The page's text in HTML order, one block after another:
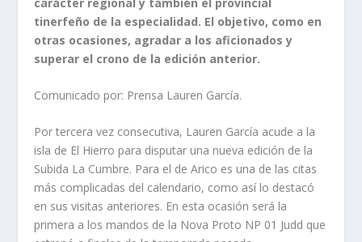
tinerfeño de la especialidad. El objetivo, como en
otras ocasiones, agradar a los aficionados y
superar el crono de la edición anterior.
Comunicado por: Prensa Lauren García.
Por tercera vez consecutiva, Lauren García acude a la
isla de El Hierro para disputar una nueva edición de la
Subida La Cumbre. Para el de Arico es una de las citas
más complicadas del calendario, como así lo destacó
en sus visitas anteriores. En esta ocasión será la
primera a los mandos de la Nova Proto NP 01 Judd que